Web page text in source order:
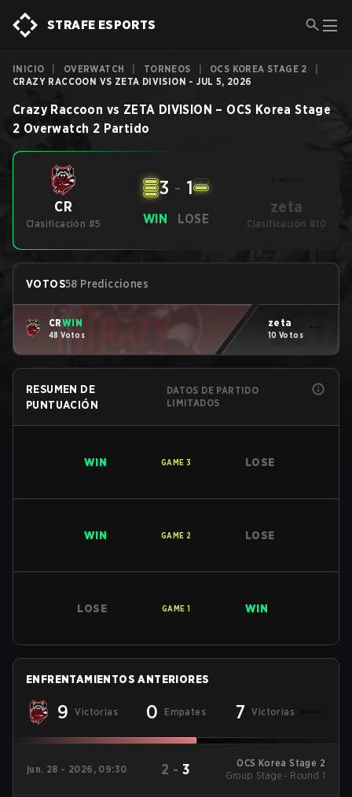
STRAFE ESPORTS
INICIO OVERWATCH TORNEOS OCS KOREA STAGE 2
CRAZY RACCOON VS ZETA DIVISION - JUL 5, 2026
Crazy Raccoon vs ZETA DIVISION – OCS Korea Stage
2 Overwatch 2 Partido
CR
Clasificación #5 WIN
3 - 1
LOSE
zeta
Clasificación #10
VOTOS58 Predicciones
CRWIN
48 Votos
zeta
10 Votos
RESUMEN DE
PUNTUACIÓN
DATOS DE PARTIDO
LIMITADOS
WIN GAME 3 LOSE
WIN GAME 2 LOSE
LOSE GAME 1 WIN
ENFRENTAMIENTOS ANTERIORES
9 Victorias 0 Empates 7 Victorias
jun. 28 - 2026, 09:30 2 -3
OCS Korea Stage 2
Group Stage - Round 1